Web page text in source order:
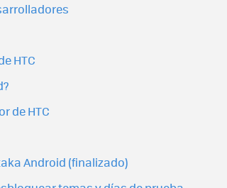
HTC
de HTC
Android (finalizado)